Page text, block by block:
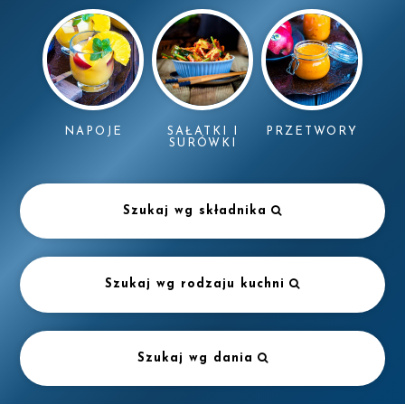
NAPOJE
SAŁATKI I
SURÓWKI
PRZETWORY
Szukaj wg składnika
Szukaj wg rodzaju kuchni
Szukaj wg dania